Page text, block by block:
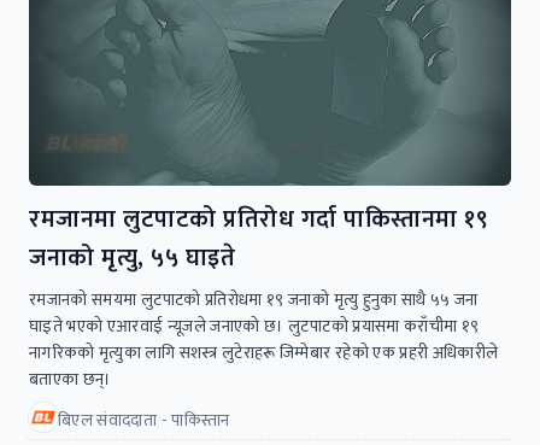
रमजानमा लुटपाटको प्रतिरोध गर्दा पाकिस्तानमा १९
जनाको मृत्यु, ५५ घाइते
रमजानको समयमा लुटपाटको प्रतिरोधमा १९ जनाको मृत्यु हुनुका साथै ५५ जना
घाइते भएको एआरवाई न्यूजले जनाएको छ। लुटपाटको प्रयासमा कराँचीमा १९
नागरिकको मृत्युका लागि सशस्त्र लुटेराहरू जिम्मेबार रहेको एक प्रहरी अधिकारीले
बताएका छन्।
बिएल संवाददाता - पाकिस्तान